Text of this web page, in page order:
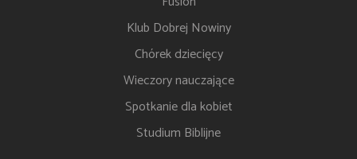
Klub Dobrej Nowiny
Chórek dziecięcy
Wieczory nauczające
Spotkanie dla kobiet
Studium Biblijne